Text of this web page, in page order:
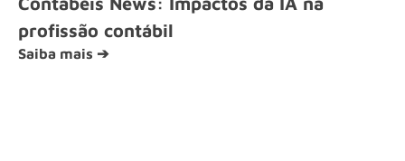
profissão contábil
Saiba mais ➔